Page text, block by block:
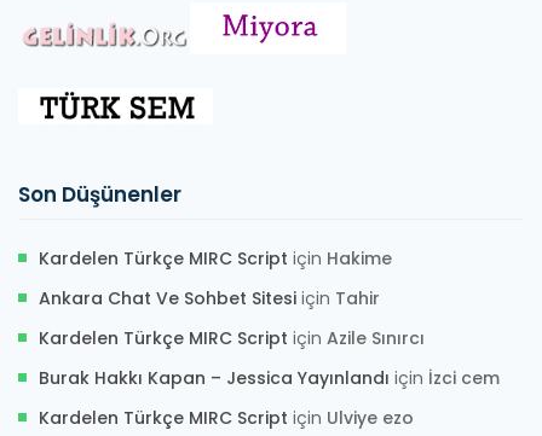
Son Düşünenler
Kardelen Türkçe MIRC Script için Hakime
Ankara Chat Ve Sohbet Sitesi için Tahir
Kardelen Türkçe MIRC Script için Azile Sınırcı
Burak Hakkı Kapan – Jessica Yayınlandı için İzci cem
Kardelen Türkçe MIRC Script için Ulviye ezo